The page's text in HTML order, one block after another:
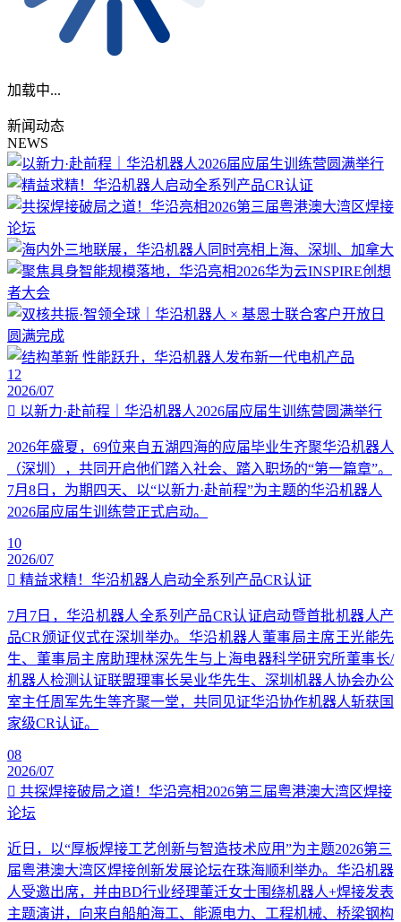
加载中...
新闻动态
NEWS
12
2026/07
以新力·赴前程｜华沿机器人2026届应届生训练营圆满举行
2026年盛夏，69位来自五湖四海的应届毕业生齐聚华沿机器人
（深圳），共同开启他们踏入社会、踏入职场的“第一篇章”。
7月8日，为期四天、以“以新力·赴前程”为主题的华沿机器人
2026届应届生训练营正式启动。
10
2026/07
精益求精！华沿机器人启动全系列产品CR认证
7月7日，华沿机器人全系列产品CR认证启动暨首批机器人产
品CR颁证仪式在深圳举办。华沿机器人董事局主席王光能先
生、董事局主席助理林深先生与上海电器科学研究所董事长/
机器人检测认证联盟理事长吴业华先生、深圳机器人协会办公
室主任周军先生等齐聚一堂，共同见证华沿协作机器人斩获国
家级CR认证。
08
2026/07
共探焊接破局之道！华沿亮相2026第三届粤港澳大湾区焊接
论坛
近日，以“厚板焊接工艺创新与智造技术应用”为主题2026第三
届粤港澳大湾区焊接创新发展论坛在珠海顺利举办。华沿机器
人受邀出席，并由BD行业经理董迁女士围绕机器人+焊接发表
主题演讲，向来自船舶海工、能源电力、工程机械、桥梁钢构